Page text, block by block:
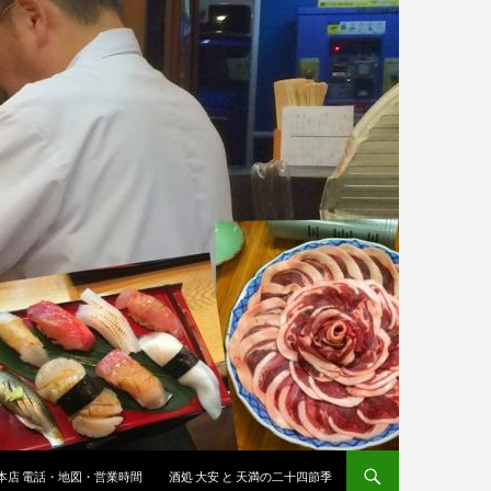
店 電話・地図・営業時間 酒処 大安 と 天満の二十四節季